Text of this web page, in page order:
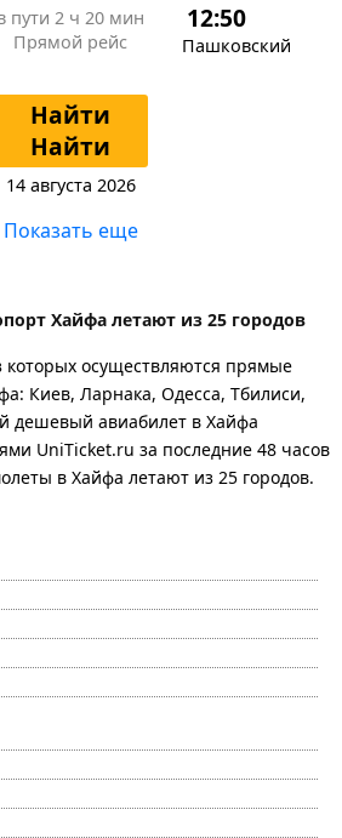
пути 2 ч 20 мин
Прямой рейс
12:50
Пашковский
Найти
Найти
14 августа 2026
Показать еще
Хайфа летают из 25 городов
которых осуществляются прямые
Киев, Ларнака, Одесса, Тбилиси,
дешевый авиабилет в Хайфа
UniTicket.ru за последние 48 часов
в Хайфа летают из 25 городов.